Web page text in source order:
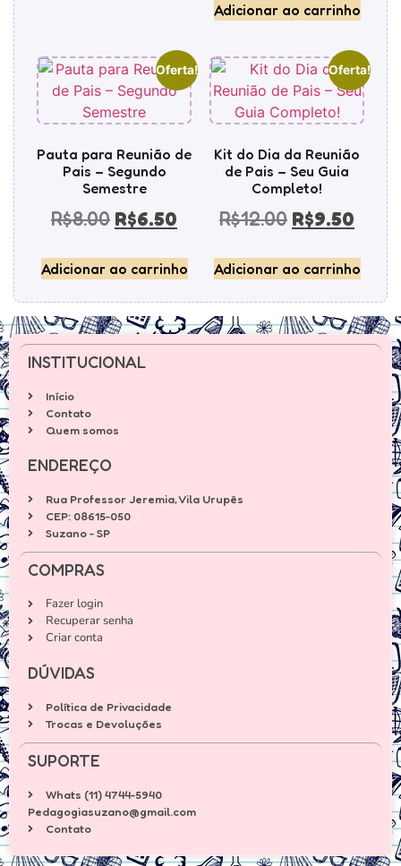
Adicionar ao carrinho
Oferta!
Pauta para Reunião de
Pais – Segundo
Semestre
R$8.00 R$6.50
Adicionar ao carrinho
Oferta!
Kit do Dia da Reunião
de Pais – Seu Guia
Completo!
R$12.00 R$9.50
Adicionar ao carrinho
INSTITUCIONAL
Início
Contato
Quem somos
ENDEREÇO
Rua Professor Jeremia, Vila Urupês
CEP: 08615-050
Suzano - SP
COMPRAS
Fazer login
Recuperar senha
Criar conta
DÚVIDAS
Política de Privacidade
Trocas e Devoluções
SUPORTE
Whats (11) 4744-5940
Pedagogiasuzano@gmail.com
Contato